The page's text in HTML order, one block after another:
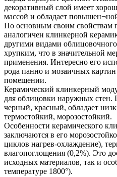
декоративный слой имеет
массой и обладает
По основным своим свойствам
аналогичен клинкерной
другими видами
хрупким, что в значительной
применения. Интересно его
рода панно и мозаичных
помещении.
Керамический клинкерный
для облицовки наружных стен.
черный, красный, обладает
термостойкий, морозостойкий.
Особенности керамического
заключаются в его
циклов нагрев-охлаждение),
влагопоглощения (0,2%). Это
исходных материалов, так и
температуре 1800°).